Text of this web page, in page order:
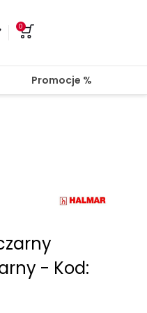
0
Promocje %
- Kod: